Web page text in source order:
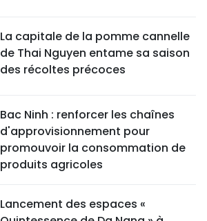
La capitale de la pomme cannelle
de Thai Nguyen entame sa saison
des récoltes précoces
Bac Ninh : renforcer les chaînes
d'approvisionnement pour
promouvoir la consommation de
produits agricoles
Lancement des espaces «